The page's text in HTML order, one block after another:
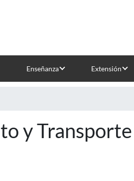
Enseñanza Extensión
y Transporte
asfálticas: diseño, dosificación y
económica de proyectos y
de redes de transporte urbano